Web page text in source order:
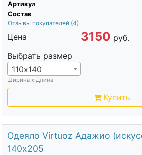
Артикул
Состав
Отзывы покупателей (4)
Цена 3150 руб.
Выбрать размер
110х140
Ширина х Длина
Купить
Одеяло Virtuoz Адажио
140х205